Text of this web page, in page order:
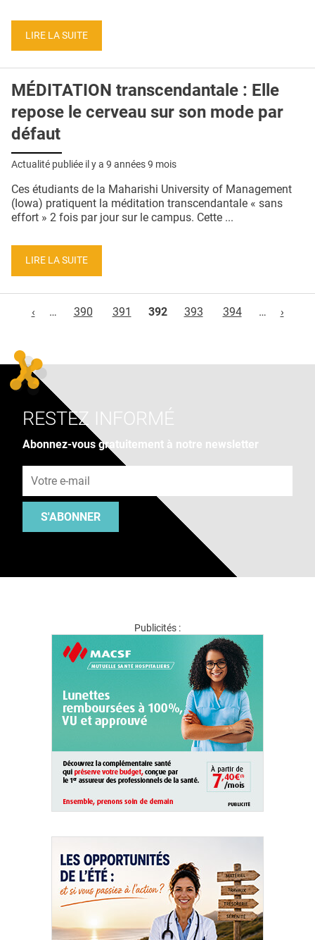
LIRE LA SUITE
MÉDITATION transcendantale : Elle
repose le cerveau sur son mode par
défaut
Actualité publiée il y a 9 années 9 mois
Ces étudiants de la Maharishi University of Management
(Iowa) pratiquent la méditation transcendantale « sans
effort » 2 fois par jour sur le campus. Cette ...
LIRE LA SUITE
‹
… 390 391 392 393 394 … ›
RESTEZ INFORMÉ
Abonnez-vous gratuitement à notre newsletter
S'ABONNER
Publicités :